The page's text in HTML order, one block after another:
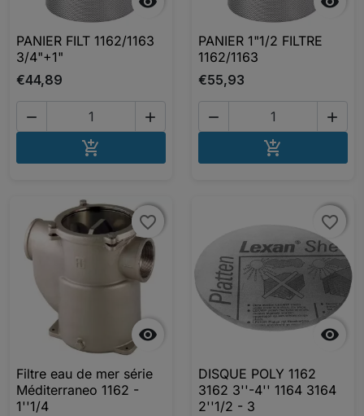
PANIER FILT 1162/1163
3/4"+1"
€44,89
 

PANIER 1"1/2 FILTRE
1162/1163
€55,93
 


favorite_border
favorite_border
Filtre eau de mer série
Méditerraneo 1162 -
1''1/4

favorite_border
favorite_border
DISQUE POLY 1162
3162 3''-4'' 1164 3164
2''1/2 - 3